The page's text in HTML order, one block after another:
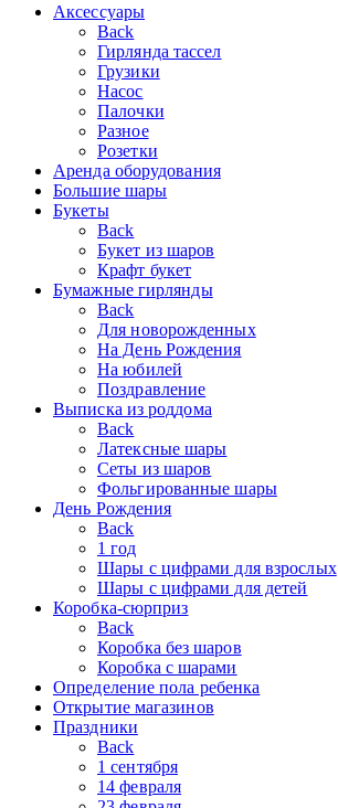
Аксессуары
Back
Гирлянда тассел
Грузики
Насос
Палочки
Разное
Розетки
Аренда оборудования
Большие шары
Букеты
Back
Букет из шаров
Крафт букет
Бумажные гирлянды
Back
Для новорожденных
На День Рождения
На юбилей
Поздравление
Выписка из роддома
Back
Латексные шары
Сеты из шаров
Фольгированные шары
День Рождения
Back
1 год
Шары с цифрами для взрослых
Шары с цифрами для детей
Коробка-сюрприз
Back
Коробка без шаров
Коробка с шарами
Определение пола ребенка
Открытие магазинов
Праздники
Back
1 сентября
14 февраля